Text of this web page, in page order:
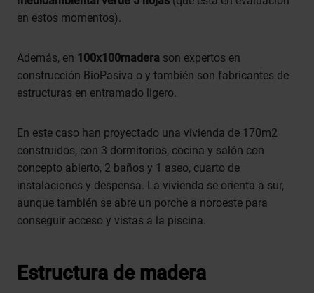
en estos momentos).
Además, en 100x100madera son expertos en
construcción BioPasiva o y también son fabricantes de
estructuras en entramado ligero.
En este caso han proyectado una vivienda de 170m2
construidos, con 3 dormitorios, cocina y salón con
concepto abierto, 2 baños y 1 aseo, cuarto de
instalaciones y despensa. La vivienda se orienta a sur,
aunque también se abre un porche a noroeste para
conseguir acceso y vistas a la piscina.
Estructura de madera